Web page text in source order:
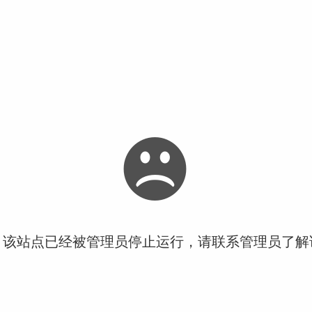
站点已经被管理员停止运行，请联系管理员了